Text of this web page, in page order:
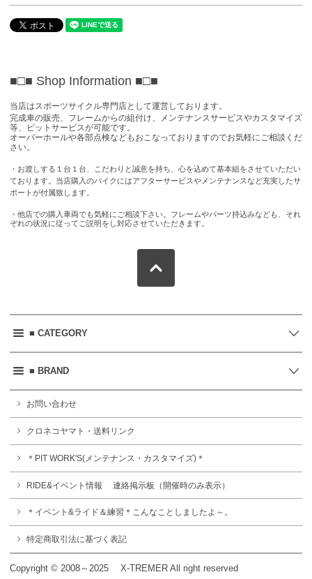
■□■ Shop Information ■□■
当店はスポーツサイクル専門店として運営しております。
完成車の販売、フレームからの組付け、メンテナンスサービスやカスタマイズ
等、ピットサービスが可能です。
オーバーホールや各部点検などもおこなっておりますのでお気軽にご相談くだ
さい。
・お渡しする１台１台、こだわりと誠意を持ち、心を込めて基本組をさせていただい
ております。当店購入のバイクにはアフターサービスやメンテナンスなど充実したサ
ポートが付属致します。
・他店での購入車両でも気軽にご相談下さい。フレームやパーツ持込みなども、それ
ぞれの状況に従ってご説明をし対応させていただきます。
■ CATEGORY
■ BRAND
お問い合わせ
クロネコヤマト・送料リンク
＊PIT WORK'S(メンテナンス・カスタマイズ)＊
RIDE&イベント情報 連絡掲示板（開催時のみ表示）
＊イベント&ライド＆練習＊こんなことしましたよ～。
特定商取引法に基づく表記
Copyright © 2008～2025 X-TREMER All right reserved